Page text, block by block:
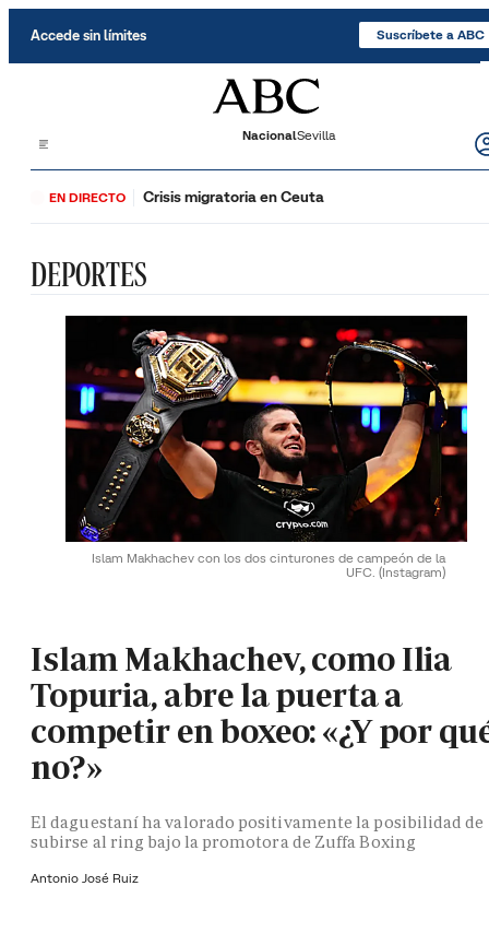
Accede sin límites Suscríbete a ABC
NacionalSevilla
EN DIRECTO Crisis migratoria en Ceuta
DEPORTES
Islam Makhachev con los dos cinturones de campeón de la
UFC. (Instagram)
Islam Makhachev, como Ilia
Topuria, abre la puerta a
competir en boxeo: «¿Y por
no?»
El daguestaní ha valorado positivamente la posibilidad de
subirse al ring bajo la promotora de Zuffa Boxing
Antonio José Ruiz